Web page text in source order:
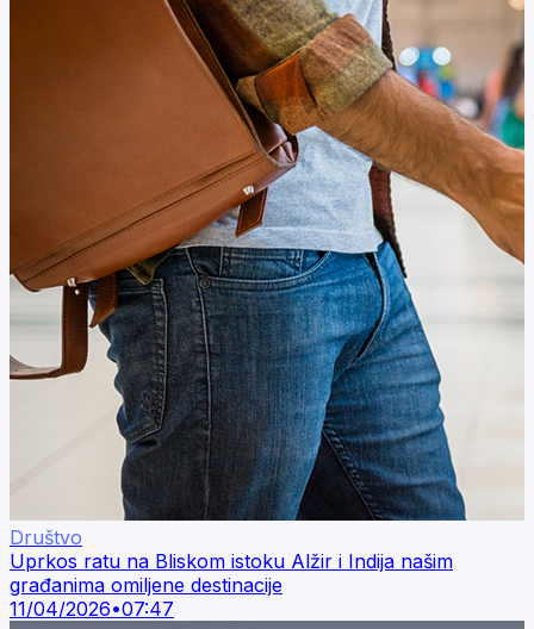
Društvo
Uprkos ratu na Bliskom istoku Alžir i Indija našim
građanima omiljene destinacije
11/04/2026•07:47